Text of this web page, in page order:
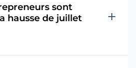
sont
hausse de juillet
add